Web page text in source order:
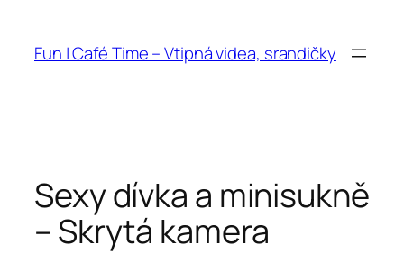
obsahFun | Café Time – Vtipná videa, srandičky
Sexy dívka a minisukně
– Skrytá kamera